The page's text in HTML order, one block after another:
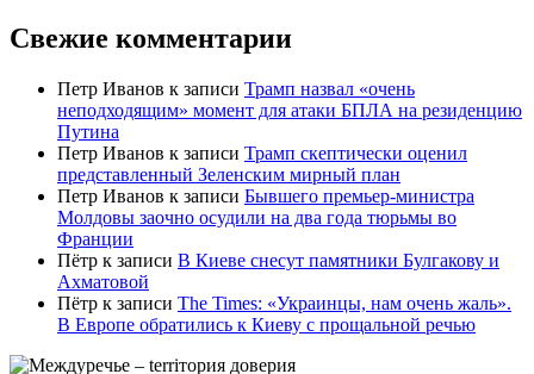
Свежие комментарии
Петр Иванов к записи Трамп назвал «очень
неподходящим» момент для атаки БПЛА на резиденцию
Путина
Петр Иванов к записи Трамп скептически оценил
представленный Зеленским мирный план
Петр Иванов к записи Бывшего премьер-министра
Молдовы заочно осудили на два года тюрьмы во
Франции
Пётр к записи В Киеве снесут памятники Булгакову и
Ахматовой
Пётр к записи Тhe Times: «Украинцы, нам очень жаль».
В Европе обратились к Киеву с прощальной речью